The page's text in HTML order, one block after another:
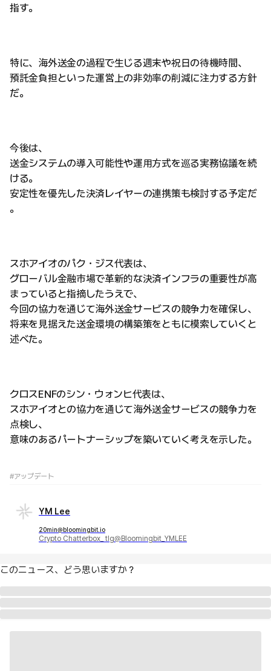
指す。
特に、海外送金の過程で生じる週末や祝日の待機時間、
預託金負担といった運営上の非効率の削減に注力する方針
だ。
今後は、
送金システムの導入可能性や運用方式を巡る実務協議を続
ける。
安定性を優先した決済レイヤーの連携策も検討する予定だ
。
スホアイオのパク・ジス代表は、
グローバル金融市場で革新的な決済インフラの重要性が高
まっていると指摘したうえで、
今回の協力を通じて海外送金サービスの競争力を確保し、
将来を見据えた送金環境の構築策をともに模索していくと
述べた。
クロスENFのシン・ウォンヒ代表は、
スホアイオとの協力を通じて海外送金サービスの競争力を
点検し、
意味のあるパートナーシップを築いていく考えを示した。
#アップデート
YM Lee
20min@bloomingbit.io
Crypto Chatterbox_ tlg@Bloomingbit_YMLEE
このニュース、どう思いますか？